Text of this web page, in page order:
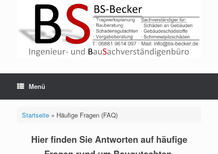
Menü
Startseite» Häufige Fragen (FAQ)
Hier finden Sie Antworten auf häufige